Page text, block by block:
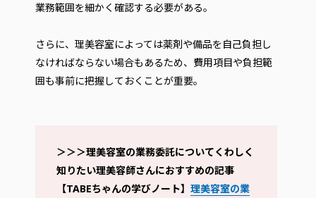
業務範囲を細かく確認する必要がある。
さらに、理美容室によっては薬剤や備品を自己負担し
なければならない場合もあるため、費用項目や負担範
囲も事前に把握しておくことが重要。
＞＞＞理美容室の業務委託についてくわしく
知りたい理美容師さんにおすすめの記事
【TABEちゃんの学びノート】 理美容室の業